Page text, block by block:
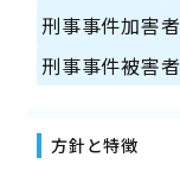
刑事事件加害者
刑事事件被害者
方針と特徴